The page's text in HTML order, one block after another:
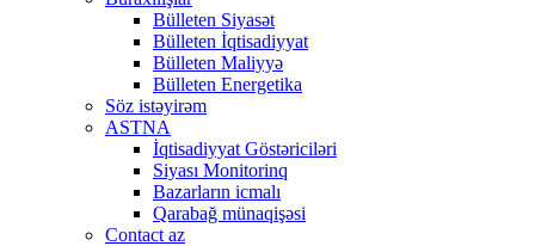
Bülleten Siyasət
Bülleten İqtisadiyyat
Bülleten Maliyyə
Bülleten Energetika
Söz istəyirəm
ASTNA
İqtisadiyyat Göstəriciləri
Siyası Monitorinq
Bazarların icmalı
Qarabağ münaqişəsi
Contact az